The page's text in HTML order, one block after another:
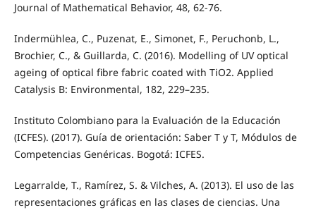
Journal of Mathematical Behavior, 48, 62-76.
Indermühlea, C., Puzenat, E., Simonet, F., Peruchonb, L.,
Brochier, C., & Guillarda, C. (2016). Modelling of UV optical
ageing of optical fibre fabric coated with TiO2. Applied
Catalysis B: Environmental, 182, 229–235.
Instituto Colombiano para la Evaluación de la Educación
(ICFES). (2017). Guía de orientación: Saber T y T, Módulos de
Competencias Genéricas. Bogotá: ICFES.
Legarralde, T., Ramírez, S. & Vilches, A. (2013). El uso de las
representaciones gráficas en las clases de ciencias. Una